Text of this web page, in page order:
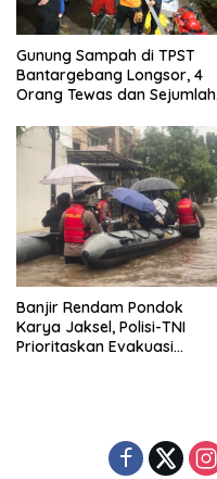
Gunung Sampah di TPST
Bantargebang Longsor, 4
Orang Tewas dan Sejumlah
Banjir Rendam Pondok
Karya Jaksel, Polisi-TNI
Prioritaskan Evakuasi